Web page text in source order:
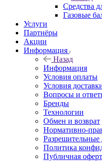
Средства
Газовые
Услуги
Партнёры
Акции
Информация
Назад
Информация
Условия оплаты
Условия
Вопросы и
Бренды
Технологии
Обмен и возврат
Нормативно-
Политика
Публичная